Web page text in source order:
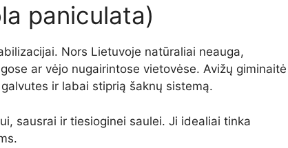
paniculata)
Nors Lietuvoje natūraliai neauga,
ar vėjo nugairintose vietovėse. Avižų giminaitė
ir labai stiprią šaknų sistemą.
sausrai ir tiesioginei saulei. Ji idealiai tinka